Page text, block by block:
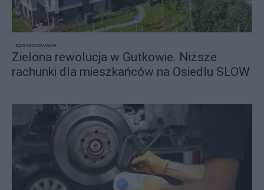
sponsorowane
Zielona rewolucja w Gutkowie. Niższe
rachunki dla mieszkańców na Osiedlu SLOW